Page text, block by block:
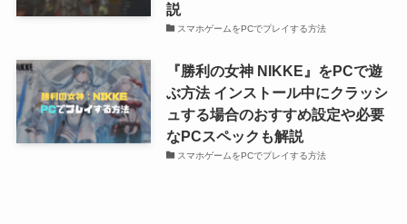
説
スマホゲームをPCでプレイする方法
『勝利の女神 NIKKE』をPCで遊
ぶ方法 インストール中にクラッシ
ュする場合のおすすめ設定や必要
なPCスペックも解説
スマホゲームをPCでプレイする方法